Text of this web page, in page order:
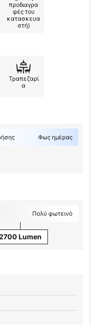
προδιαγρα
φές του
κατασκευα
στή)
Τραπεζαρί
α
Φως ημέρας
Πολύ φωτεινό
Lumen